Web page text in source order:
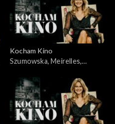
Kocham Kino
Szumowska, Meirelles,